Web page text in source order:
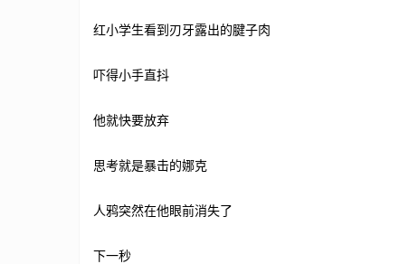
红小学生看到刃牙露出的腱子肉
吓得小手直抖
他就快要放弃
思考就是暴击的娜克
人鸦突然在他眼前消失了
下一秒